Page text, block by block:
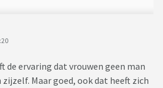
de ervaring dat vrouwen geen man
Maar goed, ook dat heeft zich